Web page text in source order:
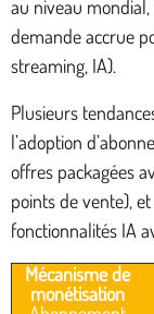
au niveau
demande accrue
streaming, IA).
Plusieurs
l’adoption
offres packagées
points de vente),
fonctionnalités IA
Mécanisme de
monétisation